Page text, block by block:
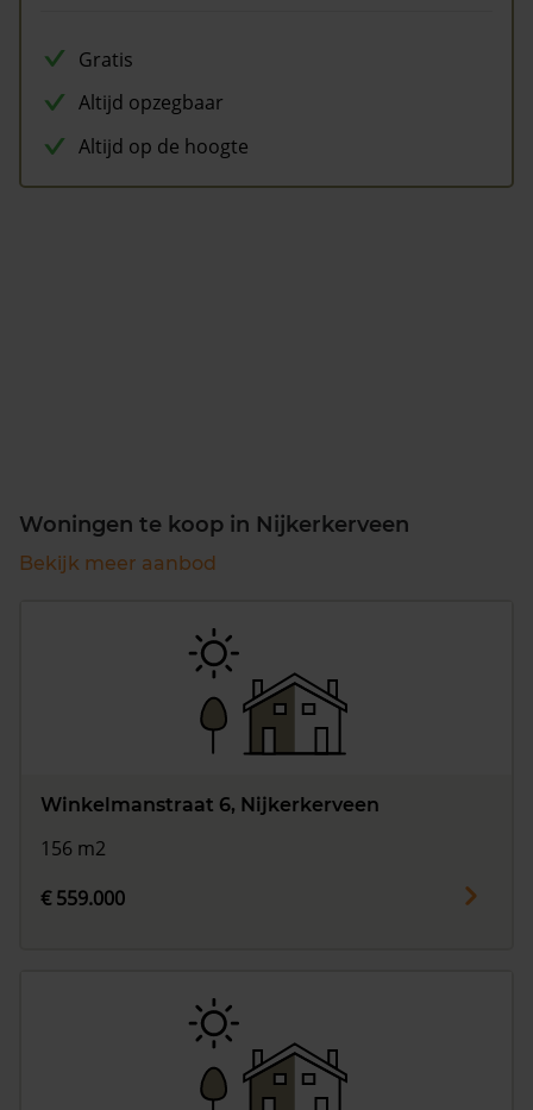
Gratis
Altijd opzegbaar
Altijd op de hoogte
Woningen te koop in Nijkerkerveen
Bekijk meer aanbod
Winkelmanstraat 6, Nijkerkerveen
156 m2
€ 559.000